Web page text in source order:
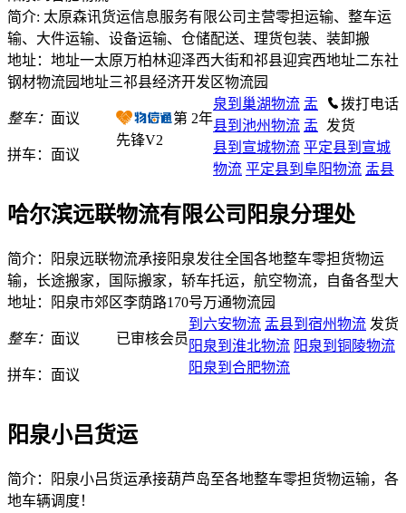
简介: 太原森讯货运信息服务有限公司主营零担运输、整车运
输、大件运输、设备运输、仓储配送、理货包装、装卸搬
地址：地址一太原万柏林迎泽西大街和祁县迎宾西地址二东社
钢材物流园地址三祁县经济开发区物流园
整车： 面议
拼车： 面议
第 2年
先锋V2
拨打电话
发货
哈尔滨远联物流有限公司阳泉分理处
简介：阳泉远联物流承接阳泉发往全国各地整车零担货物运
输，长途搬家，国际搬家，轿车托运，航空物流，自备各型大
地址：阳泉市郊区李荫路170号万通物流园
整车： 面议
拼车： 面议
已审核会员
发货
阳泉小吕货运
简介：阳泉小吕货运承接葫芦岛至各地整车零担货物运输，各
地车辆调度！
泉到巢湖物流 盂
县到池州物流 盂
县到宣城物流 平定县到宣城
物流 平定县到阜阳物流 盂县
到六安物流 盂县到宿州物流
阳泉到淮北物流 阳泉到铜陵物流
阳泉到合肥物流